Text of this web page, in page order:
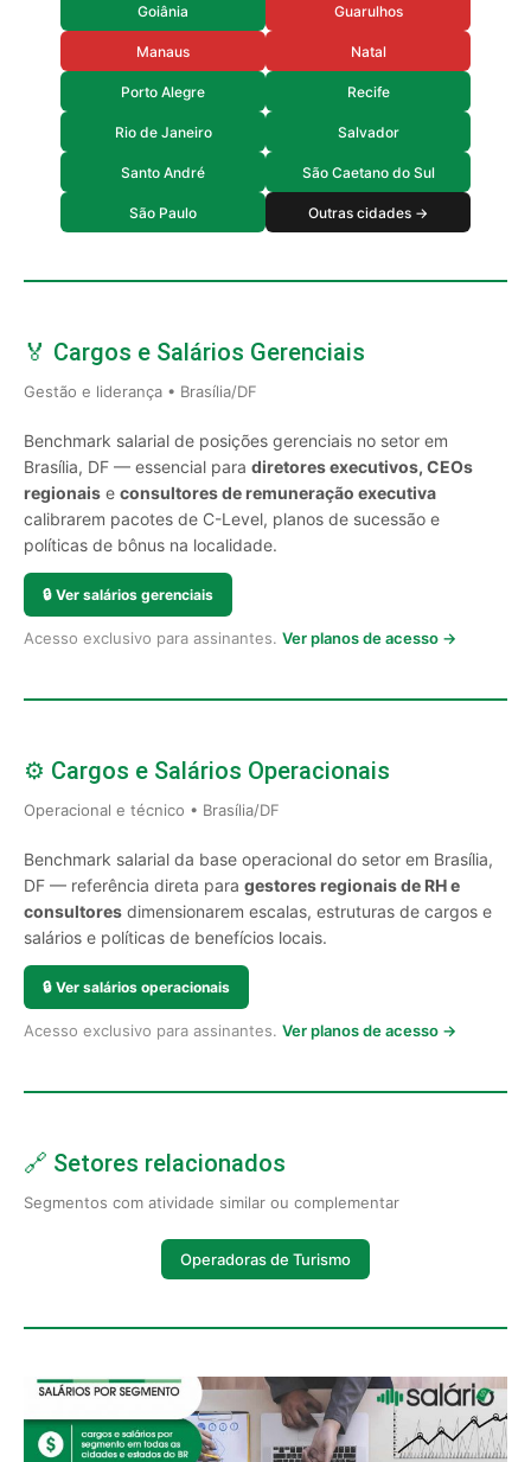
Goiânia Guarulhos
Manaus Natal
Porto Alegre Recife
Rio de Janeiro Salvador
Santo André São Caetano do Sul
São Paulo Outras cidades →
🏅 Cargos e Salários Gerenciais
Gestão e liderança • Brasília/DF
Benchmark salarial de posições gerenciais no setor em
Brasília, DF — essencial para diretores executivos, CEOs
regionais e consultores de remuneração executiva
calibrarem pacotes de C-Level, planos de sucessão e
políticas de bônus na localidade.
🔒 Ver salários gerenciais
Acesso exclusivo para assinantes. Ver planos de acesso →
⚙️ Cargos e Salários Operacionais
Operacional e técnico • Brasília/DF
Benchmark salarial da base operacional do setor em Brasília,
DF — referência direta para gestores regionais de RH e
consultores dimensionarem escalas, estruturas de cargos e
salários e políticas de benefícios locais.
🔒 Ver salários operacionais
Acesso exclusivo para assinantes. Ver planos de acesso →
🔗 Setores relacionados
Segmentos com atividade similar ou complementar
Operadoras de Turismo